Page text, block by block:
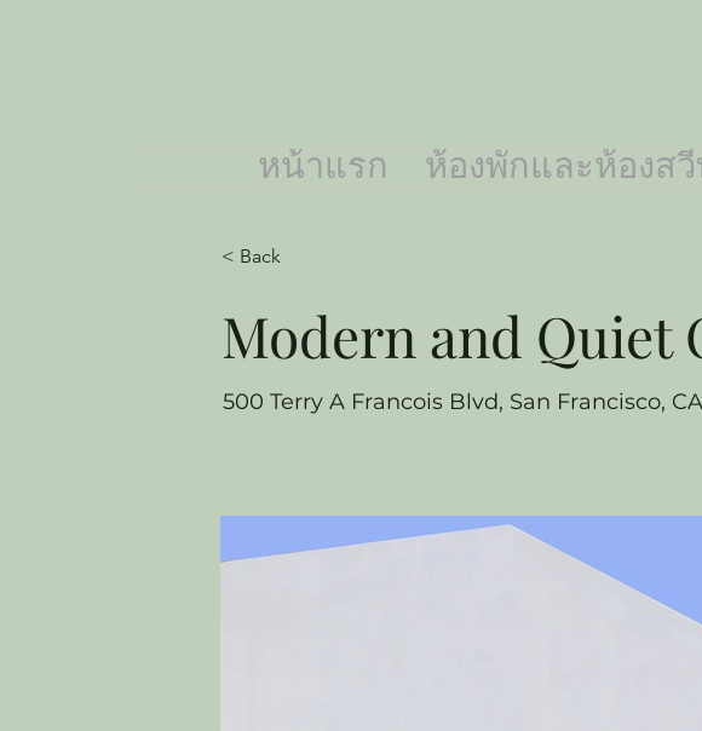
หน้าแรก ห้องพักและห้องส
< Back
Modern and Quiet
500 Terry A Francois Blvd, San Francisco,